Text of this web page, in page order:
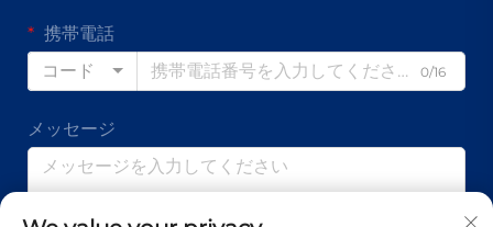
携帯電話
コード
0/16
メッセージ